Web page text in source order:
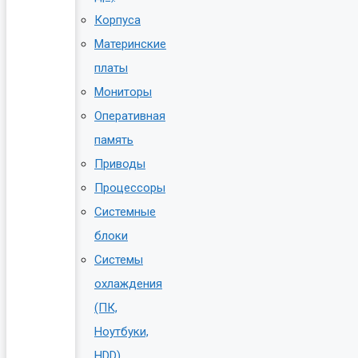
Корпуса
Материнские
платы
Мониторы
Оперативная
память
Приводы
Процессоры
Системные
блоки
Системы
охлаждения
(ПК,
Ноутбуки,